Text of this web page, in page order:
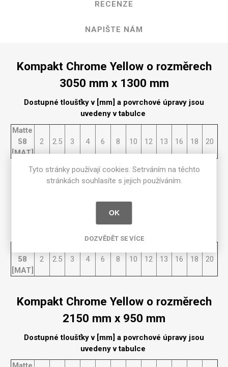
RECENZE
NAPIŠTE NÁM
Kompakt Chrome Yellow o rozměrech
3050 mm x 1300 mm
Dostupné tloušťky v [mm] a povrchové úpravy jsou
uvedeny v tabulce
Matte
58
[MAT]
2 2.5 3 4 6 8 10 12 13 16 18 20
Kompakt Chrome Yellow o rozměrech
3660 mm x 1525 mm
58
[MAT]
2 2.5 3 4 6 8 10 12 13 16 18 20
Kompakt Chrome Yellow o rozměrech
2150 mm x 950 mm
Dostupné tloušťky v [mm] a povrchové úpravy jsou
uvedeny v tabulce
Tyto stránky používají cookies. Setrváním na těchto
stránkách souhlasíte s jejich používáním.
OK
DOZVĚDĚT SE VÍCE